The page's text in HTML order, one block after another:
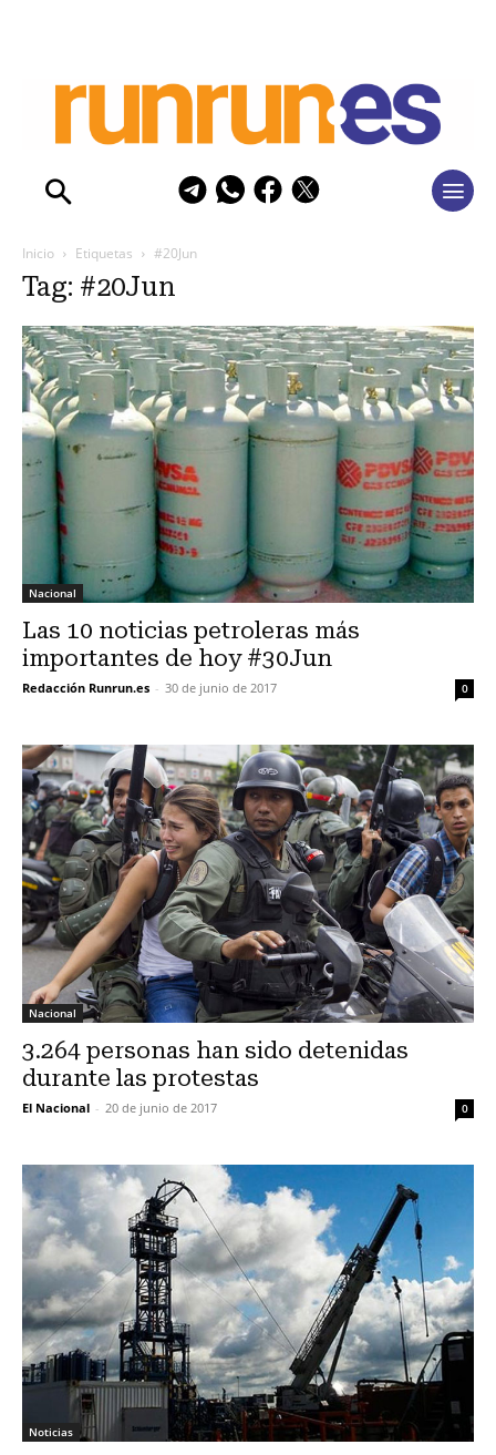
Inicio Etiquetas #20Jun
Tag: #20Jun
Nacional
Las 10 noticias petroleras más
importantes de hoy #30Jun
Redacción Runrun.es - 30 de junio de 2017 0
Nacional
3.264 personas han sido detenidas
durante las protestas
El Nacional - 20 de junio de 2017 0
Noticias